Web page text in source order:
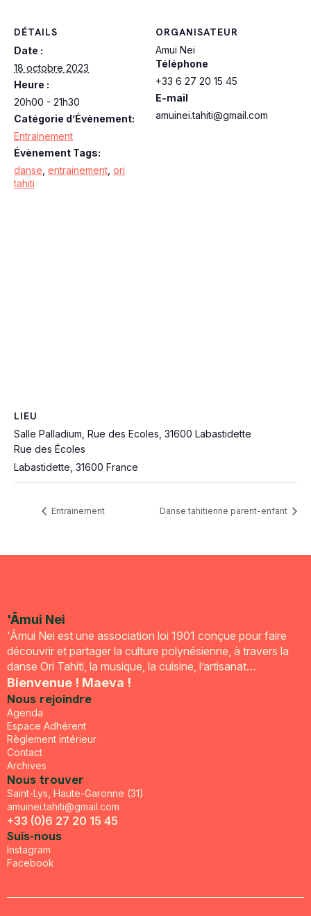
DÉTAILS
Date :
18 octobre 2023
Heure :
20h00 - 21h30
Catégorie d’Évènement:
Entrainement
Évènement Tags:
danse entrainement ori
tahiti
ORGANISATEUR
Amui Nei
Téléphone
+33 6 27 20 15 45
E-mail
amuinei.tahiti@gmail.com
LIEU
Salle Palladium, Rue des Ecoles, 31600 Labastidette
Rue des Écoles
Labastidette 31600 France
Entrainement Danse tahitienne parent-enfant
'Āmui Nei
'Āmui Nei est une association loi 1901 conçue pour faire
découvrir et partager la culture polynésienne, à travers la
danse Ori Tahiti, la musique, la cuisine, l’artisanat…
Bienvenue ! Maeva !
Nous rejoindre
Agenda
Espace Adhérent
Règlement intérieur
Contact
Archives
Nous trouver
Saint-Lys, Haute-Garonne (31)
amuinei.tahiti@gmail.com
+33 (0)6 27 20 15 45
Suis-nous
Instagram
Facebook